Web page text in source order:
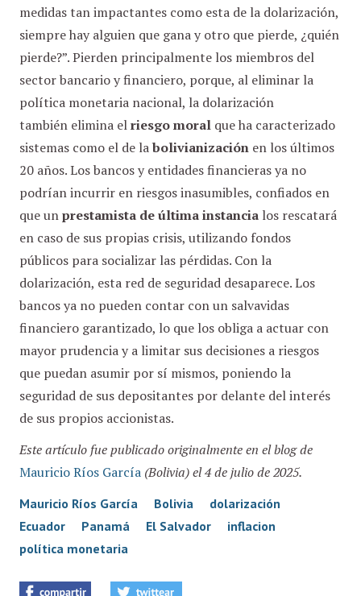
medidas tan impactantes como esta de la dolarización,
siempre hay alguien que gana y otro que pierde, ¿quién
pierde?”. Pierden principalmente los miembros del
sector bancario y financiero, porque, al eliminar la
política monetaria nacional, la dolarización
también elimina elriesgo moral que ha caracterizado
sistemas como el de labolivianización en los últimos
20 años. Los bancos y entidades financieras ya no
podrían incurrir en riesgos inasumibles, confiados en
que unprestamista de última instancia los rescatará
en caso de sus propias crisis, utilizando fondos
públicos para socializar las pérdidas. Con la
dolarización, esta red de seguridad desaparece. Los
bancos ya no pueden contar con un salvavidas
financiero garantizado, lo que los obliga a actuar con
mayor prudencia y a limitar sus decisiones a riesgos
que puedan asumir por sí mismos, poniendo la
seguridad de sus depositantes por delante del interés
de sus propios accionistas.
Este artículo fue publicado originalmente en el blog de
Mauricio Ríos García (Bolivia) el 4 de julio de 2025.
Mauricio Ríos García Bolivia
dolarización
Ecuador
Panamá El Salvador
inflacion
política monetaria